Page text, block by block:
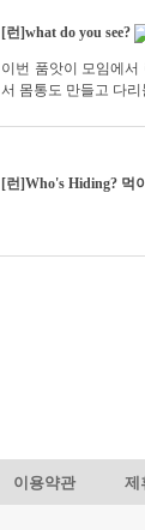
[런]what do you see?
이번 품앗이 모임에서
서 몸통도 만들고 다
[런]Who's Hiding? 먹
이용약관 제